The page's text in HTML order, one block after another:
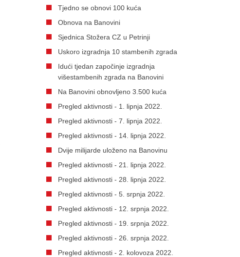
Tjedno se obnovi 100 kuća
Obnova na Banovini
Sjednica Stožera CZ u Petrinji
Uskoro izgradnja 10 stambenih zgrada
Idući tjedan započinje izgradnja
višestambenih zgrada na Banovini
Na Banovini obnovljeno 3.500 kuća
Pregled aktivnosti - 1. lipnja 2022.
Pregled aktivnosti - 7. lipnja 2022.
Pregled aktivnosti - 14. lipnja 2022.
Dvije milijarde uloženo na Banovinu
Pregled aktivnosti - 21. lipnja 2022.
Pregled aktivnosti - 28. lipnja 2022.
Pregled aktivnosti - 5. srpnja 2022.
Pregled aktivnosti - 12. srpnja 2022.
Pregled aktivnosti - 19. srpnja 2022.
Pregled aktivnosti - 26. srpnja 2022.
Pregled aktivnosti - 2. kolovoza 2022.